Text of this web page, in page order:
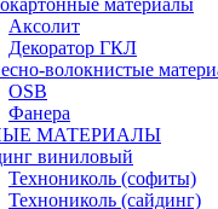
материалы
Аксолит
Декоратор ГКЛ
волокнистые
OSB
Фанера
МАТЕРИАЛЫ
виниловый
Технониколь (софиты)
Технониколь (сайдинг)